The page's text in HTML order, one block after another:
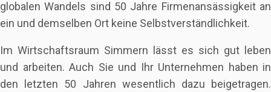
globalen Wandels sind 50 Jahre Firmenansässigkeit an
ein und demselben Ort keine Selbstverständlichkeit.
Im Wirtschaftsraum Simmern lässt es sich gut leben
und arbeiten. Auch Sie und Ihr Unternehmen haben in
den letzten 50 Jahren wesentlich dazu beigetragen.